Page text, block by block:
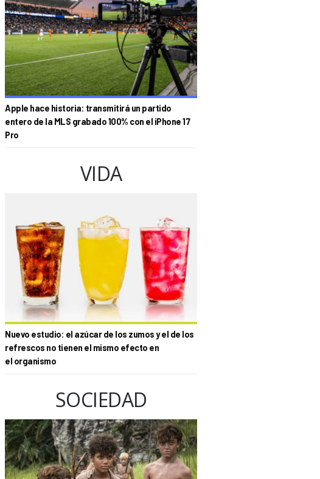
Apple hace historia: transmitirá un partido
entero de la MLS grabado 100% con el iPhone 17
Pro
VIDA
Nuevo estudio: el azúcar de los zumos y el de los
refrescos no tienen el mismo efecto en
el organismo
SOCIEDAD